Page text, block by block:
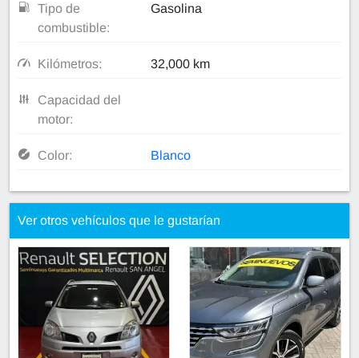
Tipo de
combustible:
Gasolina
Kilómetros: 32,000 km
Capacidad del
motor:
Color: Blanco
Ver otros vehículos que le gustarían